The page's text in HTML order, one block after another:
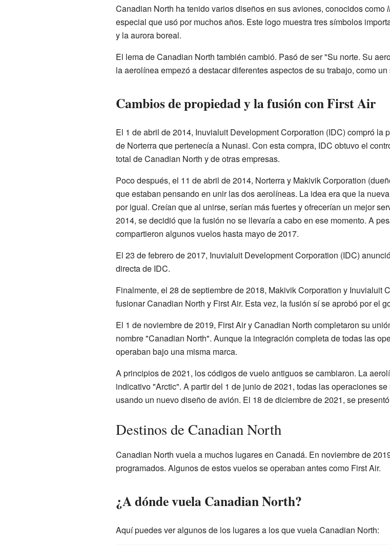
Canadian North ha tenido varios diseños en sus aviones, conocidos como
especial que usó por muchos años. Este logo muestra tres símbolos
y la aurora boreal.
El lema de Canadian North también cambió. Pasó de ser "Su norte. Su
la aerolínea empezó a destacar diferentes aspectos de su trabajo, como
Cambios de propiedad y la fusión con First Air
El 1 de abril de 2014, Inuvialuit Development Corporation (IDC) compró la
de Norterra que pertenecía a Nunasi. Con esta compra, IDC obtuvo el
total de Canadian North y de otras empresas.
Poco después, el 11 de abril de 2014, Norterra y Makivik Corporation
que estaban pensando en unir las dos aerolíneas. La idea era que la
por igual. Creían que al unirse, serían más fuertes y ofrecerían un mejor
2014, se decidió que la fusión no se llevaría a cabo en ese momento. A
compartieron algunos vuelos hasta mayo de 2017.
El 23 de febrero de 2017, Inuvialuit Development Corporation (IDC)
directa de IDC.
Finalmente, el 28 de septiembre de 2018, Makivik Corporation y Inuvialuit
fusionar Canadian North y First Air. Esta vez, la fusión sí se aprobó por el
El 1 de noviembre de 2019, First Air y Canadian North completaron su
nombre "Canadian North". Aunque la integración completa de todas las
operaban bajo una misma marca.
A principios de 2021, los códigos de vuelo antiguos se cambiaron. La
indicativo "Arctic". A partir del 1 de junio de 2021, todas las operaciones
usando un nuevo diseño de avión. El 18 de diciembre de 2021, se
Destinos de Canadian North
Canadian North vuela a muchos lugares en Canadá. En noviembre de
programados. Algunos de estos vuelos se operaban antes como First Air.
¿A dónde vuela Canadian North?
Aquí puedes ver algunos de los lugares a los que vuela Canadian North: